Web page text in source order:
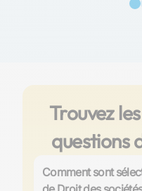
Trouvez
questions
Comment sont